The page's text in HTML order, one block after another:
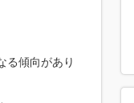
る傾向があり